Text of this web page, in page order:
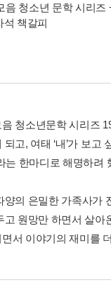
음 청소년 문학 시리즈
석 책갈피
청소년문학 시리즈
되고, 여태 ‘내’가 보고
는 한마디로 해명하
양의 은밀한 가족사가
고 원망만 하면서 살아
서 이야기의 재미를